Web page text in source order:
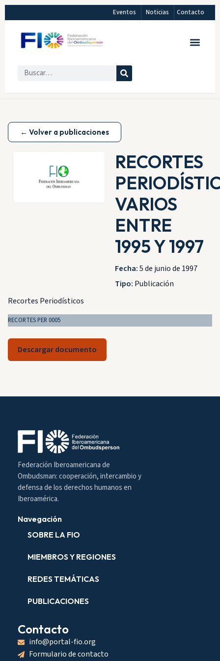
Eventos Noticias Contacto
← Volver a publicaciones
RECORTES
VARIOS
ENTRE
1995 Y 1997
Fecha:5 de junio de 1997
Tipo: Publicación
Recortes Periodísticos
RECORTES PER 0005
Descargar documento
Federación Iberoamericana de
Ombudsman: cooperación, intercambio y
defensa de los derechos humanos en
Iberoamérica.
Navegación
SOBRE LA FIO
MIEMBROS Y REGIONES
REDES TEMÁTICAS
PUBLICACIONES
Contacto
info@portal-fio.org
Formulario de contacto